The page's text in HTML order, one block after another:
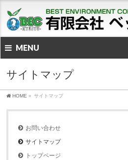
MENU
サイトマップ
HOME » サイトマップ
お問い合わせ
サイトマップ
トップページ